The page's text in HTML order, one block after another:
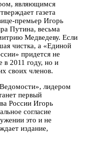
являющимся
газета
премьер Игорь
Путина, весьма
Медведеву. Если
чистка, а «Единой
придется не
в 2011 году, но и
своих членов.
лидером
первый
России Игорь
согласие
это и не
издание,